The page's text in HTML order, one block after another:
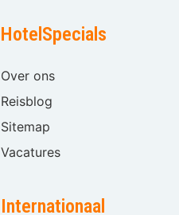
HotelSpecials
Over ons
Reisblog
Sitemap
Vacatures
Internationaal